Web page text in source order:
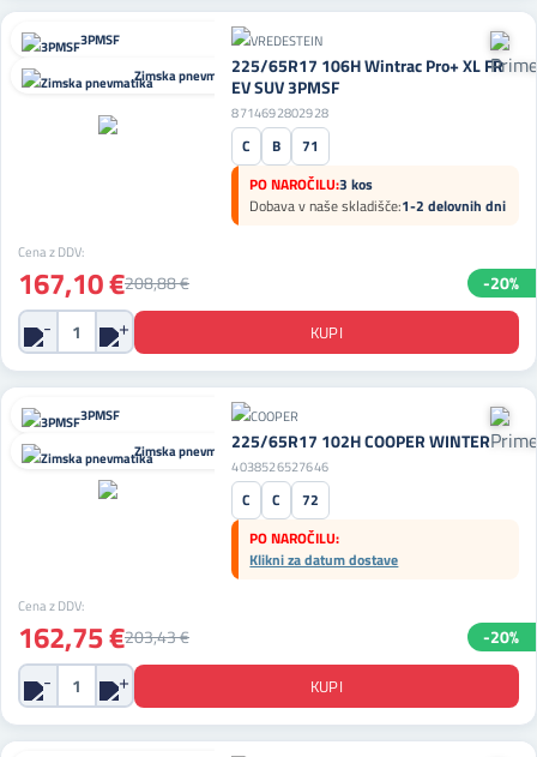
3PMSF
Zimska pnevmatika225/65R17 106H Wintrac Pro+ XL FR
EV SUV 3PMSF
8714692802928
C B
71
PO NAROČILU:3 kos
Dobava v naše skladišče:1-2 delovnih dni
Cena z DDV:
167,10 €208,88 € -20%
3PMSF
Zimska pnevmatika225/65R17 102H COOPER WINTER
4038526527646
C C
72
PO NAROČILU:
Klikni za datum dostave
Cena z DDV:
162,75 €203,43 € -20%